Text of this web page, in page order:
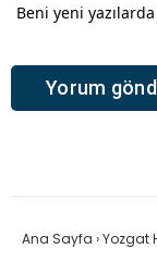
Beni yeni
Ana Sayfa ›Yozgat